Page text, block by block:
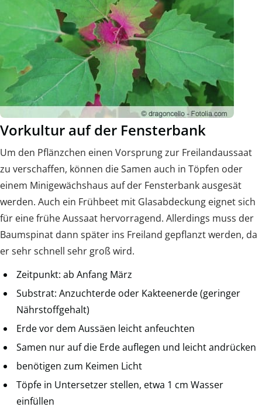
Vorkultur auf der Fensterbank
Um den Pflänzchen einen Vorsprung zur Freilandaussaat
zu verschaffen, können die Samen auch in Töpfen oder
einem Minigewächshaus auf der Fensterbank ausgesät
werden. Auch ein Frühbeet mit Glasabdeckung eignet sich
für eine frühe Aussaat hervorragend. Allerdings muss der
Baumspinat dann später ins Freiland gepflanzt werden, da
er sehr schnell sehr groß wird.
Zeitpunkt: ab Anfang März
Substrat: Anzuchterde oder Kakteenerde (geringer
Nährstoffgehalt)
Erde vor dem Aussäen leicht anfeuchten
Samen nur auf die Erde auflegen und leicht andrücken
benötigen zum Keimen Licht
Töpfe in Untersetzer stellen, etwa 1 cm Wasser
einfüllen